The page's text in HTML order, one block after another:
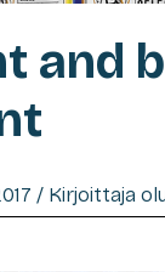
and
/ Kirjoittaja